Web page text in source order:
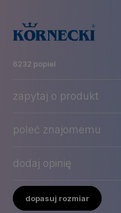
6232 popiel
zapytaj o produkt
poleć znajomemu
dodaj opinię
dopasuj rozmiar